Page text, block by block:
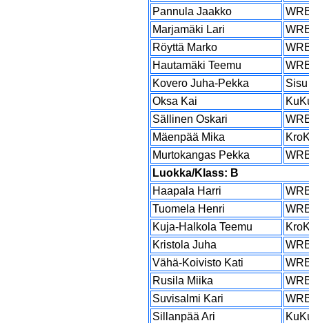
Pannula Jaakko
Marjamäki Lari
Röyttä Marko
Hautamäki Teemu
Kovero Juha-Pekka
Sisu
Oksa Kai
Sällinen Oskari
Mäenpää Mika
Murtokangas Pekka
Luokka/Klass: B
Haapala Harri
Tuomela Henri
Kuja-Halkola Teemu
Kristola Juha
Vähä-Koivisto Kati
Rusila Miika
Suvisalmi Kari
Sillanpää Ari